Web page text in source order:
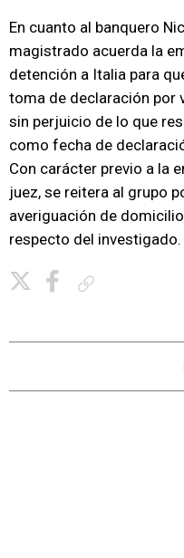
En cuanto al banquero
magistrado acuerda la
detención a Italia para
toma de declaración por
sin perjuicio de lo que
como fecha de
Con carácter previo a la
juez, se reitera al grupo
averiguación de
respecto del investigado.